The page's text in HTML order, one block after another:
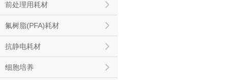
前处理用耗材
氟树脂(PFA)耗材
抗静电耗材
细胞培养